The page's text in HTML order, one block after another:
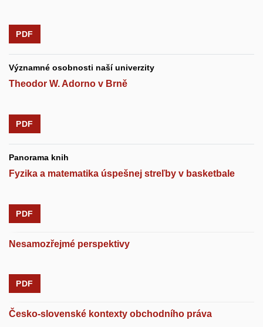
PDF
Významné osobnosti naší univerzity
Theodor W. Adorno v Brně
PDF
Panorama knih
Fyzika a matematika úspešnej streľby v basketbale
PDF
Nesamozřejmé perspektivy
PDF
Česko-slovenské kontexty obchodního práva